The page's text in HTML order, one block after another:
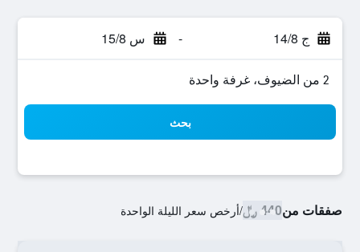
ج 14/8 - س 15/8
2 من الضيوف، غرفة واحدة
بحث
صفقات من440 ﷼ /أرخص سعر الليلة الواحدة